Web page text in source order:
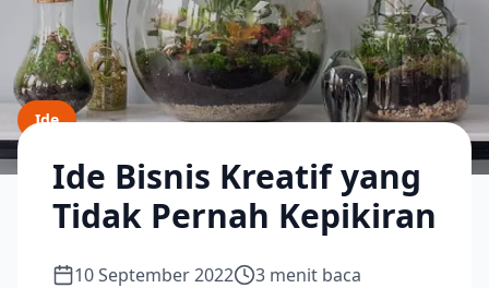
Ide
Ide Bisnis Kreatif yang
Tidak Pernah Kepikiran
10 September 2022 3 menit baca